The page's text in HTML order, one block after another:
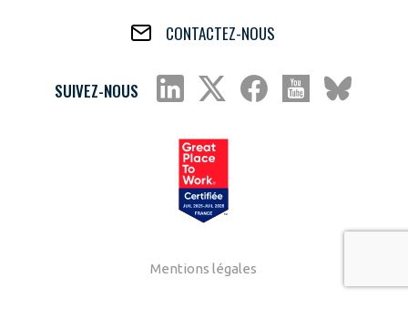
CONTACTEZ-NOUS
SUIVEZ-NOUS
Mentions légales